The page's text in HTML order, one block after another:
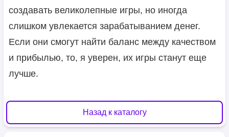
создавать великолепные игры, но иногда
слишком увлекается зарабатыванием денег.
Если они смогут найти баланс между качеством
и прибылью, то, я уверен, их игры станут еще
лучше.
Назад к каталогу